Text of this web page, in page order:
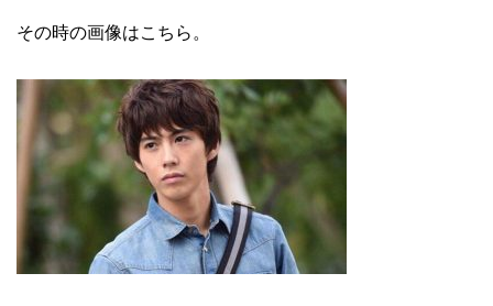
その時の画像はこちら。